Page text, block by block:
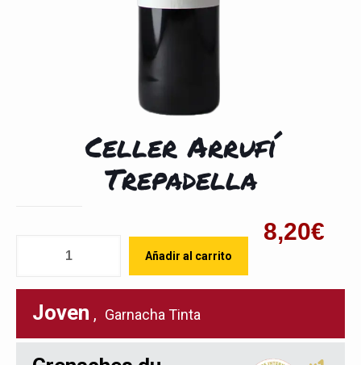
Celler Arrufí
Trepadella
8,20€
Añadir al carrito
Joven , Garnacha Tinta